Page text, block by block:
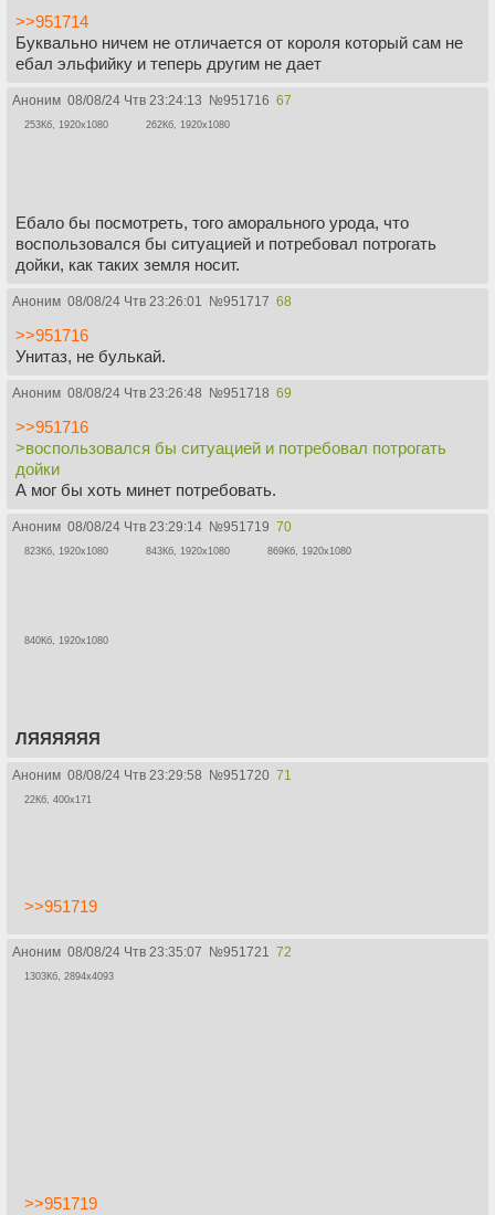
>>951714
Буквально ничем не отличается от короля который сам не
ебал эльфийку и теперь другим не дает
Аноним 08/08/24 Чтв 23:24:13 №951716 67
253Кб, 1920x1080 262Кб, 1920x1080
Ебало бы посмотреть, того аморального урода, что
воспользовался бы ситуацией и потребовал потрогать
дойки, как таких земля носит.
Аноним 08/08/24 Чтв 23:26:01 №951717 68
>>951716
Унитаз, не булькай.
Аноним 08/08/24 Чтв 23:26:48 №951718 69
>>951716
>воспользовался бы ситуацией и потребовал потрогать
дойки
А мог бы хоть минет потребовать.
Аноним 08/08/24 Чтв 23:29:14 №951719 70
823Кб, 1920x1080 843Кб, 1920x1080 869Кб, 1920x1080
840Кб, 1920x1080
ЛЯЯЯЯЯЯ
Аноним 08/08/24 Чтв 23:29:58 №951720 71
22Кб, 400x171
>>951719
Аноним 08/08/24 Чтв 23:35:07 №951721 72
1303Кб, 2894x4093
>>951719